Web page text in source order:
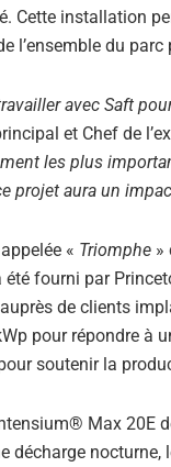
Cette installation
l’ensemble du
avec Saft
et Chef de
les plus
projet aura un
« Triomphe »
fourni par
de clients
pour répondre à
soutenir la
Max 20E
décharge